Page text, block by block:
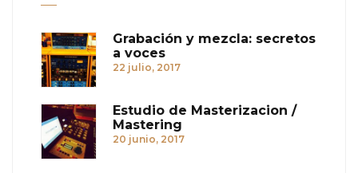
Grabación y mezcla: secretos
a voces
22 julio, 2017
Estudio de Masterizacion /
Mastering
20 junio, 2017